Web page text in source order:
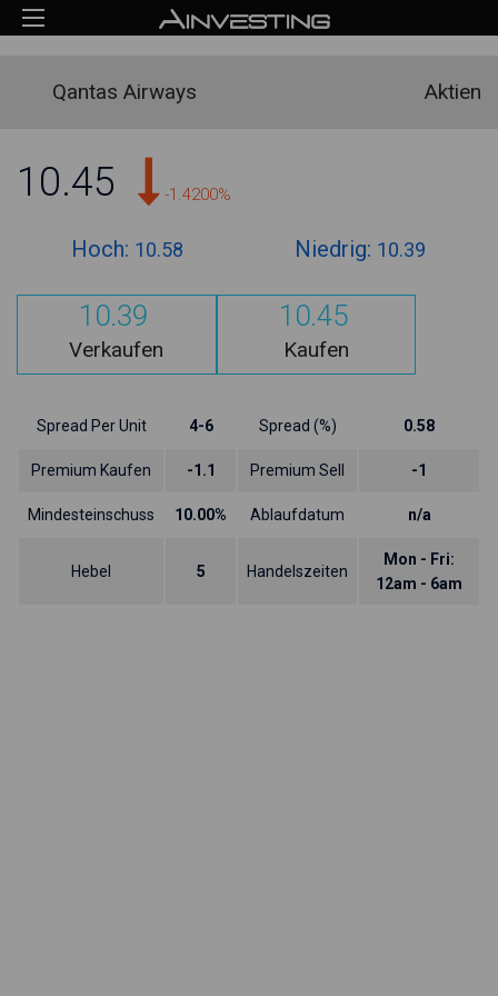
Qantas Airways Aktien
10.45 -1.4200%
Hoch: 10.58 Niedrig: 10.39
10.39
Verkaufen
10.45
Kaufen
Spread Per Unit 4-6 Spread (%) 0.58
Premium Kaufen -1.1 Premium Sell -1
Mindesteinschuss 10.00% Ablaufdatum n/a
Hebel 5 Handelszeiten
Mon - Fri:
12am - 6am